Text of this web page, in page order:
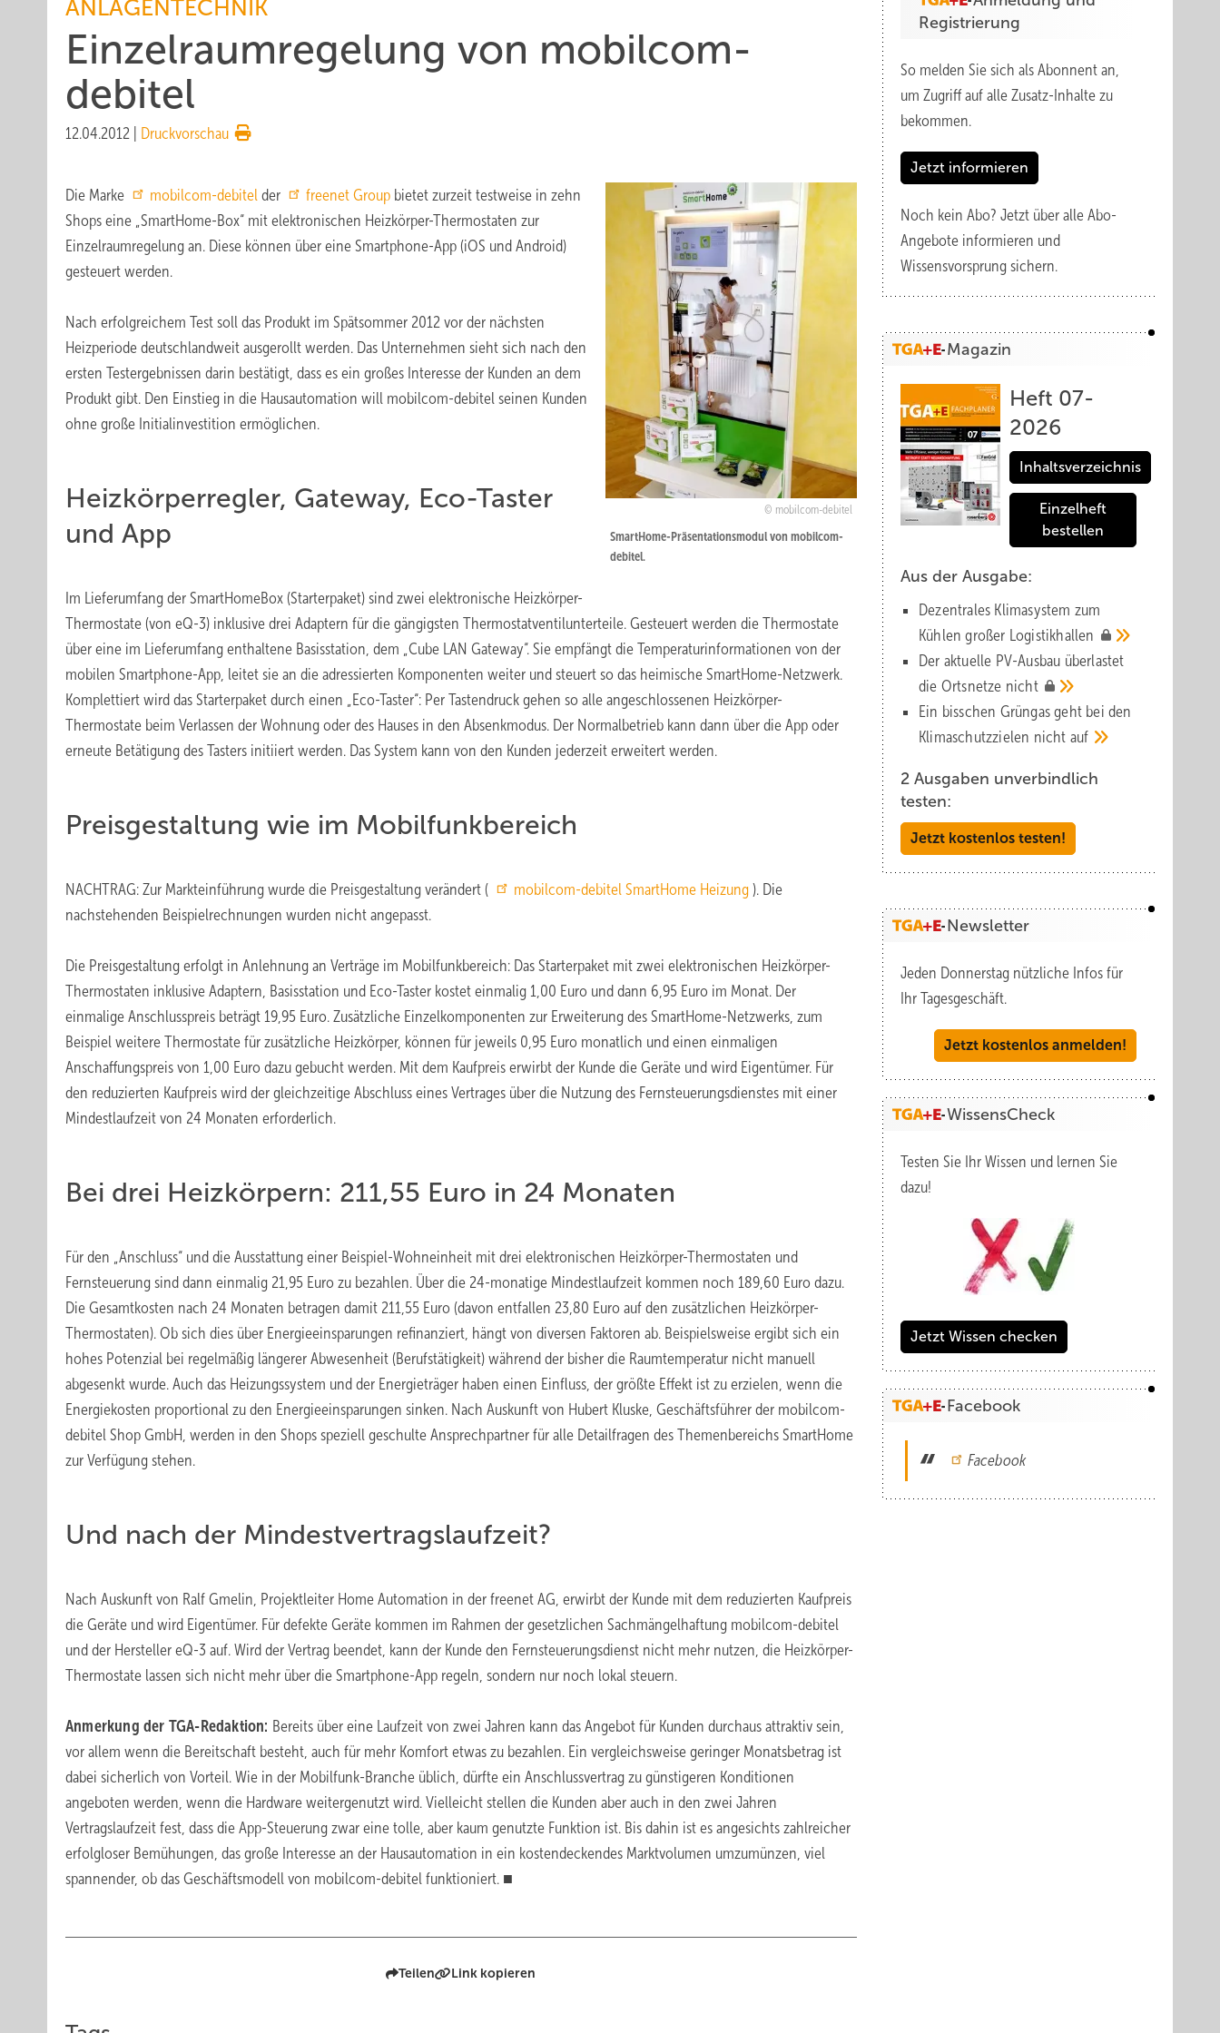
ANLAGENTECHNIK
Einzelraumregelung von mobilcom-
debitel
12.04.2012 Druckvorschau
mobilcom-debitel
SmartHome-Präsentationsmodul von mobilcom-
debitel.
Die Marke mobilcom-debitel der freenet Group bietet zurzeit testweise in zehn
Shops eine „SmartHome-Box“ mit elektronischen Heizkörper-Thermostaten zur
Einzelraumregelung an. Diese können über eine Smartphone-App (iOS und Android)
gesteuert werden.
Nach erfolgreichem Test soll das Produkt im Spätsommer 2012 vor der nächsten
Heizperiode deutschlandweit ausgerollt werden. Das Unternehmen sieht sich nach den
ersten Testergebnissen darin bestätigt, dass es ein großes Interesse der Kunden an dem
Produkt gibt. Den Einstieg in die Hausautomation will mobilcom-debitel seinen Kunden
ohne große Initialinvestition ermöglichen.
Heizkörperregler, Gateway, Eco-Taster
und App
Im Lieferumfang der SmartHomeBox (Starterpaket) sind zwei elektronische Heizkörper-
Thermostate (von eQ-3) inklusive drei Adaptern für die gängigsten Thermostatventilunterteile. Gesteuert werden die Thermostate
über eine im Lieferumfang enthaltene Basisstation, dem „Cube LAN Gateway“. Sie empfängt die Temperaturinformationen von der
mobilen Smartphone-App, leitet sie an die adressierten Komponenten weiter und steuert so das heimische SmartHome-Netzwerk.
Komplettiert wird das Starterpaket durch einen „Eco-Taster“: Per Tastendruck gehen so alle angeschlossenen Heizkörper-
Thermostate beim Verlassen der Wohnung oder des Hauses in den Absenkmodus. Der Normalbetrieb kann dann über die App oder
erneute Betätigung des Tasters initiiert werden. Das System kann von den Kunden jederzeit erweitert werden.
Preisgestaltung wie im Mobilfunkbereich
NACHTRAG: Zur Markteinführung wurde die Preisgestaltung verändert ( mobilcom-debitel SmartHome Heizung ). Die
nachstehenden Beispielrechnungen wurden nicht angepasst.
Die Preisgestaltung erfolgt in Anlehnung an Verträge im Mobilfunkbereich: Das Starterpaket mit zwei elektronischen Heizkörper-
Thermostaten inklusive Adaptern, Basisstation und Eco-Taster kostet einmalig 1,00 Euro und dann 6,95 Euro im Monat. Der
einmalige Anschlusspreis beträgt 19,95 Euro. Zusätzliche Einzelkomponenten zur Erweiterung des SmartHome-Netzwerks, zum
Beispiel weitere Thermostate für zusätzliche Heizkörper, können für jeweils 0,95 Euro monatlich und einen einmaligen
Anschaffungspreis von 1,00 Euro dazu gebucht werden. Mit dem Kaufpreis erwirbt der Kunde die Geräte und wird Eigentümer. Für
den reduzierten Kaufpreis wird der gleichzeitige Abschluss eines Vertrages über die Nutzung des Fernsteuerungsdienstes mit einer
Mindestlaufzeit von 24 Monaten erforderlich.
Bei drei Heizkörpern: 211,55 Euro in 24 Monaten
Für den „Anschluss“ und die Ausstattung einer Beispiel-Wohneinheit mit drei elektronischen Heizkörper-Thermostaten und
Fernsteuerung sind dann einmalig 21,95 Euro zu bezahlen. Über die 24-monatige Mindestlaufzeit kommen noch 189,60 Euro dazu.
Die Gesamtkosten nach 24 Monaten betragen damit 211,55 Euro (davon entfallen 23,80 Euro auf den zusätzlichen Heizkörper-
Thermostaten). Ob sich dies über Energieeinsparungen refinanziert, hängt von diversen Faktoren ab. Beispielsweise ergibt sich ein
hohes Potenzial bei regelmäßig längerer Abwesenheit (Berufstätigkeit) während der bisher die Raumtemperatur nicht manuell
abgesenkt wurde. Auch das Heizungssystem und der Energieträger haben einen Einfluss, der größte Effekt ist zu erzielen, wenn die
Energiekosten proportional zu den Energieeinsparungen sinken. Nach Auskunft von Hubert Kluske, Geschäftsführer der mobilcom-
debitel Shop GmbH, werden in den Shops speziell geschulte Ansprechpartner für alle Detailfragen des Themenbereichs SmartHome
zur Verfügung stehen.
Und nach der Mindestvertragslaufzeit?
Nach Auskunft von Ralf Gmelin, Projektleiter Home Automation in der freenet AG, erwirbt der Kunde mit dem reduzierten Kaufpreis
die Geräte und wird Eigentümer. Für defekte Geräte kommen im Rahmen der gesetzlichen Sachmängelhaftung mobilcom-debitel
und der Hersteller eQ-3 auf. Wird der Vertrag beendet, kann der Kunde den Fernsteuerungsdienst nicht mehr nutzen, die Heizkörper-
Thermostate lassen sich nicht mehr über die Smartphone-App regeln, sondern nur noch lokal steuern.
Anmerkung der TGA-Redaktion: Bereits über eine Laufzeit von zwei Jahren kann das Angebot für Kunden durchaus attraktiv sein,
vor allem wenn die Bereitschaft besteht, auch für mehr Komfort etwas zu bezahlen. Ein vergleichsweise geringer Monatsbetrag ist
dabei sicherlich von Vorteil. Wie in der Mobilfunk-Branche üblich, dürfte ein Anschlussvertrag zu günstigeren Konditionen
angeboten werden, wenn die Hardware weitergenutzt wird. Vielleicht stellen die Kunden aber auch in den zwei Jahren
Vertragslaufzeit fest, dass die App-Steuerung zwar eine tolle, aber kaum genutzte Funktion ist. Bis dahin ist es angesichts zahlreicher
erfolgloser Bemühungen, das große Interesse an der Hausautomation in ein kostendeckendes Marktvolumen umzumünzen, viel
spannender, ob das Geschäftsmodell von mobilcom-debitel funktioniert. ■
Teilen Link kopieren
Registrierung
So melden Sie sich als Abonnent an,
um Zugriff auf alle Zusatz-Inhalte zu
bekommen.
Jetzt informieren
Noch kein Abo? Jetzt über alle Abo-
Angebote informieren und
Wissensvorsprung sichern.
Magazin
Heft 07-
2026
Inhaltsverzeichnis
Einzelheft
bestellen
Aus der Ausgabe:
Dezentrales Klimasystem zum
Kühlen großer Logistik­hallen
Der aktuelle PV-Ausbau über­lastet
die Orts­netze nicht
Ein bisschen Grüngas geht bei den
Klima­schutz­zielen nicht auf
2 Ausgaben unverbindlich
testen:
Jetzt kostenlos testen!
Newsletter
Jeden Donnerstag nützliche Infos für
Ihr Tagesgeschäft.
Jetzt kostenlos anmelden!
WissensCheck
Testen Sie Ihr Wissen und lernen Sie
dazu!
Jetzt Wissen checken
Facebook
Facebook